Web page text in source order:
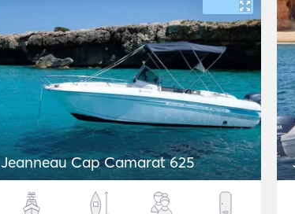
Jeanneau Cap Camarat 625